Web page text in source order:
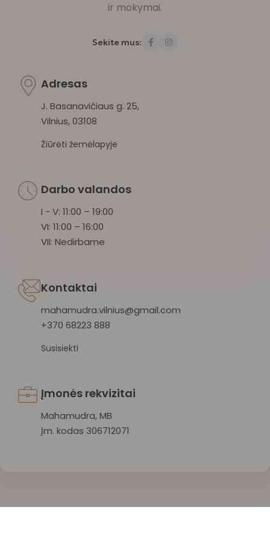
ir mokymai.
Sekite mus:
Adresas
J. Basanavičiaus g. 25,
Vilnius, 03108
Žiūrėti žemėlapyje
Darbo valandos
I - V: 11:00 – 19:00
VI: 11:00 – 16:00
VII: Nedirbame
Kontaktai
mahamudra.vilnius@gmail.com
+370 68223 888
Susisiekti
Įmonės rekvizitai
Mahamudra, MB
Įm. kodas 306712071